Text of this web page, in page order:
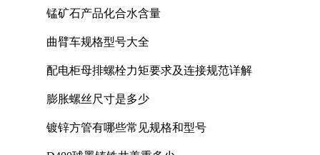
锰矿石产品化合水含量
曲臂车规格型号大全
配电柜母排螺栓力矩要求及连接规范详解
膨胀螺丝尺寸是多少
镀锌方管有哪些常见规格和型号